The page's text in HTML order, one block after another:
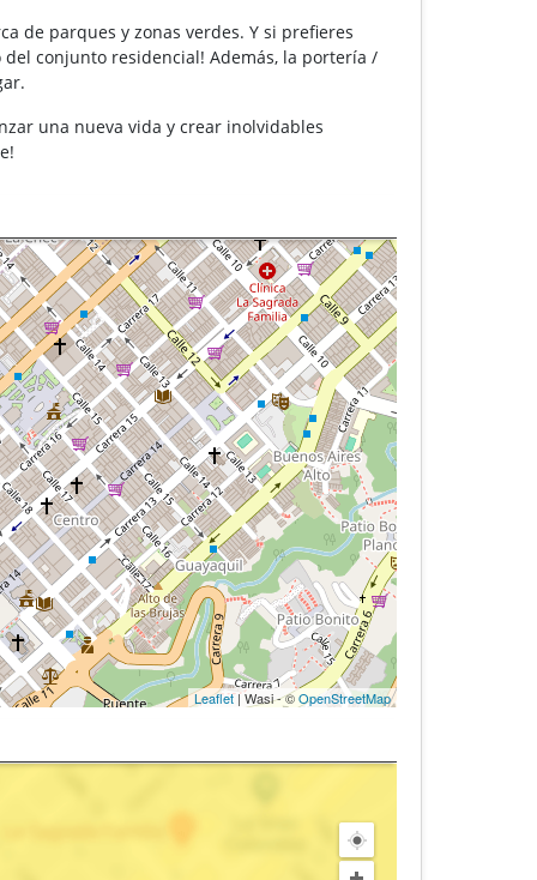
de parques y zonas verdes. Y si prefieres
conjunto residencial! Además, la portería /
una nueva vida y crear inolvidables
Leaflet| Wasi - ©OpenStreetMap